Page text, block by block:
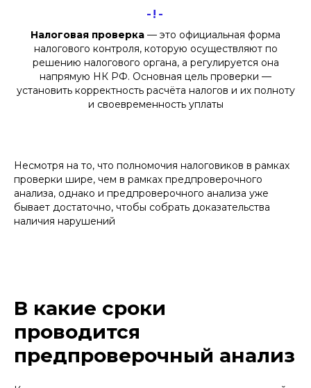
-!-
Налоговая проверка — это официальная форма
налогового контроля, которую осуществляют по
решению налогового органа, а регулируется она
напрямую НК РФ. Основная цель проверки —
установить корректность расчёта налогов и их полноту
и своевременность уплаты
Несмотря на то, что полномочия налоговиков в рамках
проверки шире, чем в рамках предпроверочного
анализа, однако и предпроверочного анализа уже
бывает достаточно, чтобы собрать доказательства
наличия нарушений
В какие сроки
проводится
предпроверочный анализ